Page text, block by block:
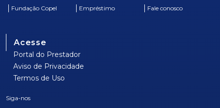
Fundação Copel Empréstimo Fale conosco
Acesse
Portal do Prestador
Aviso de Privacidade
Termos de Uso